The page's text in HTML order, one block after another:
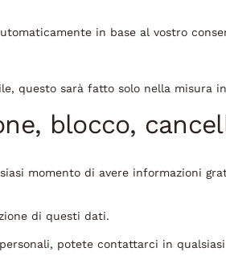
in base al vostro
questo sarà fatto solo nella misura
blocco,
momento di avere informazioni
di questi dati.
potete contattarci in